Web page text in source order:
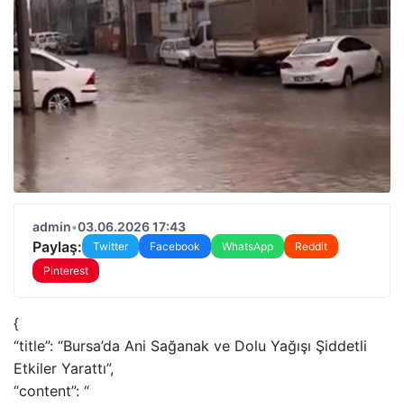
admin•03.06.2026 17:43
Paylaş: Twitter Facebook WhatsApp
Reddit
Pinterest
{
“title”: “Bursa’da Ani Sağanak ve Dolu Yağışı Şiddetli
Etkiler Yarattı”,
“content”: “